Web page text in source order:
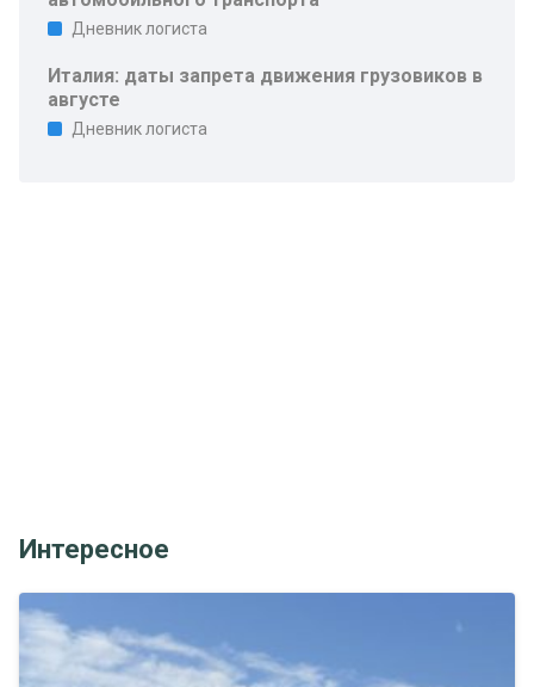
Дневник логиста
Италия: даты запрета движения грузовиков в
августе
Дневник логиста
Интересное